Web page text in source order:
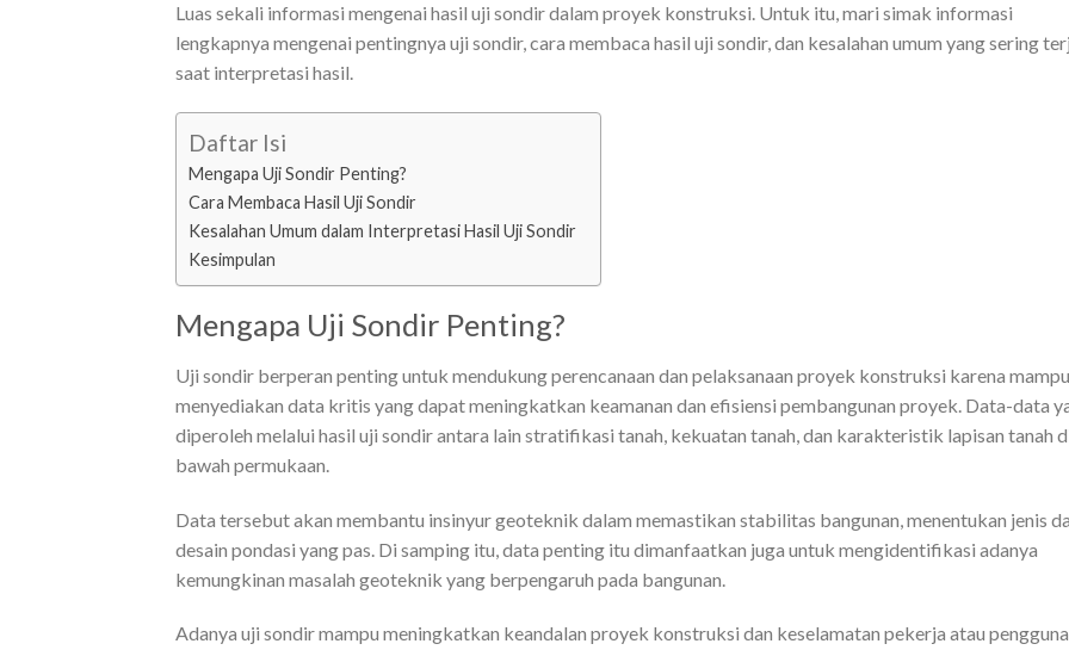
Luas sekali informasi mengenai hasil uji sondir dalam proyek konstruksi. Untuk itu, mari simak informasi
lengkapnya mengenai pentingnya uji sondir, cara membaca hasil uji sondir, dan kesalahan umum yang sering
saat interpretasi hasil.
Daftar Isi
Mengapa Uji Sondir Penting?
Cara Membaca Hasil Uji Sondir
Kesalahan Umum dalam Interpretasi Hasil Uji Sondir
Kesimpulan
Mengapa Uji Sondir Penting?
Uji sondir berperan penting untuk mendukung perencanaan dan pelaksanaan proyek konstruksi karena mampu
menyediakan data kritis yang dapat meningkatkan keamanan dan efisiensi pembangunan proyek. Data-data
diperoleh melalui hasil uji sondir antara lain stratifikasi tanah, kekuatan tanah, dan karakteristik lapisan tanah
bawah permukaan.
Data tersebut akan membantu insinyur geoteknik dalam memastikan stabilitas bangunan, menentukan jenis
desain pondasi yang pas. Di samping itu, data penting itu dimanfaatkan juga untuk mengidentifikasi adanya
kemungkinan masalah geoteknik yang berpengaruh pada bangunan.
Adanya uji sondir mampu meningkatkan keandalan proyek konstruksi dan keselamatan pekerja atau pengguna